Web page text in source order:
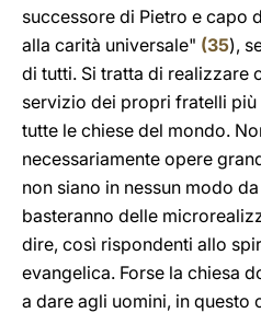
successore di Pietro e capo
alla carità universale" (35),
di tutti. Si tratta di realizzare
servizio dei propri fratelli più
tutte le chiese del mondo.
necessariamente opere
non siano in nessun modo
basteranno delle
dire, così rispondenti allo
evangelica. Forse la chiesa
a dare agli uomini, in questo